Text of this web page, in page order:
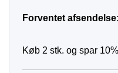
Forventet afsendelse:
Køb 2 stk. og spar